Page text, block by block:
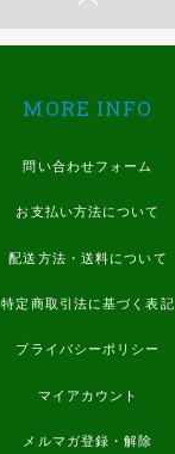
MORE INFO
問い合わせフォーム
お支払い方法について
配送方法・送料について
特定商取引法に基づく表記
プライバシーポリシー
マイアカウント
メルマガ登録・解除